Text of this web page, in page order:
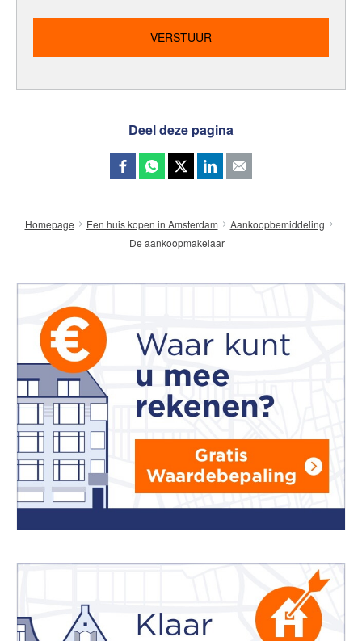
Deel deze pagina
Homepage Een huis kopen in Amsterdam
Aankoopbemiddeling
De aankoopmakelaar